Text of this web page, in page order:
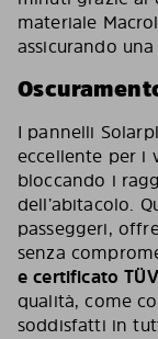
materiale
assicurando
I pannelli
eccellente per i
bloccando i
dell’abitacolo.
passeggeri,
senza
e certificato TÜV
qualità, come
soddisfatti in